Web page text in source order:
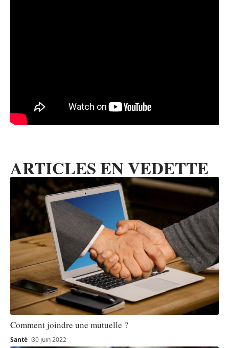
ARTICLES EN VEDETTE
Comment joindre une mutuelle ?
Santé 30 juin 2022